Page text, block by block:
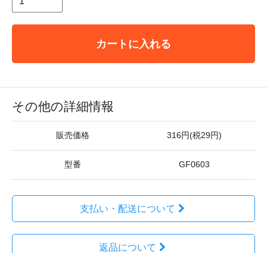
カートに入れる
その他の詳細情報
販売価格 316円(税29円)
型番 GF0603
支払い・配送について
返品について